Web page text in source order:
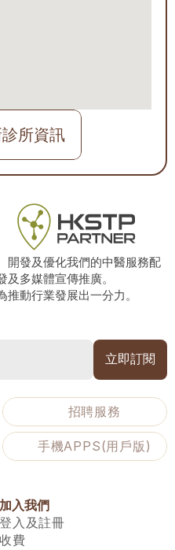
所資訊
開發及優化我們的中醫服務配
多媒體宣傳推廣。
動行業發展出一分力。
招聘服務
手機APPS(用戶版)
加入我們
登入及註冊
收費